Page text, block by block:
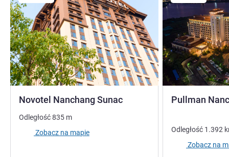
Novotel Nanchang Sunac
Odległość835 m
Zobacz na mapie
Pullman
Odległość 1.392
Zobacz na